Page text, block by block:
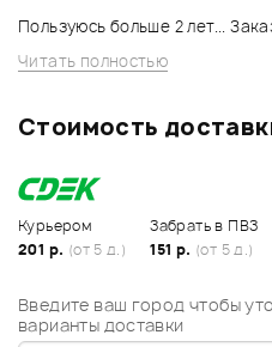
Пользуюсь больше 2 лет...
Читать полностью
Стоимость
Курьером
201 р. (от 5 д.)
Забрать в ПВЗ
151 р. (от 5 д.)
Введите ваш город чтобы
варианты доставки